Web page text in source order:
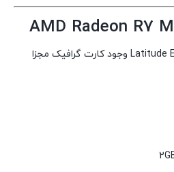
یکی از نقاط قوت اصلی Latitude E5470 وجود کارت گرافیک مجزا